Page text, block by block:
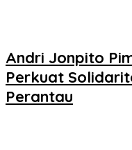
Andri Jonpito
Perkuat
Perantau